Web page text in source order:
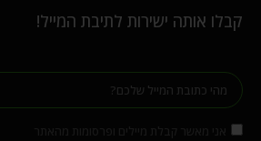
קבלו אותה ישירות לתיבת המייל!